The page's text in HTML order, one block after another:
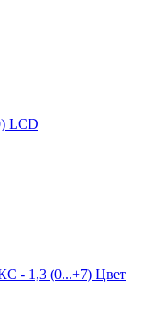
LCD
- 1,3 (0...+7) Цвет